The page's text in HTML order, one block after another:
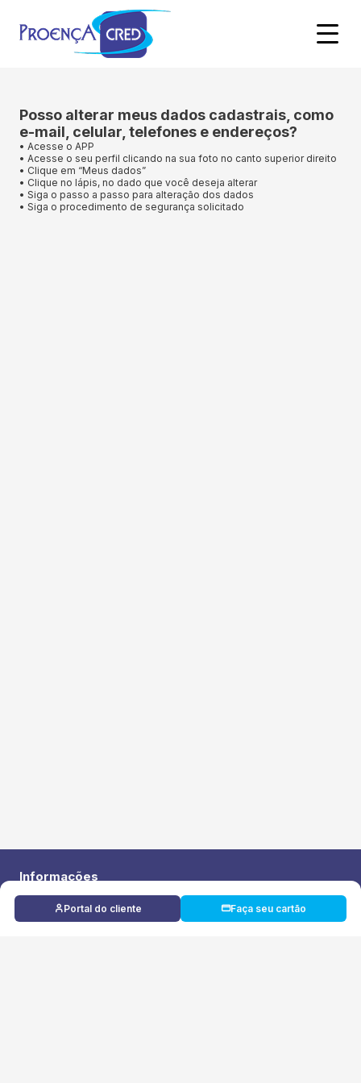
Portal do cliente Faça seu cartão
Posso alterar meus dados cadastrais, como
e-mail, celular, telefones e endereços?
• Acesse o APP
• Acesse o seu perfil clicando na sua foto no canto superior direito
• Clique em “Meus dados”
• Clique no lápis, no dado que você deseja alterar
• Siga o passo a passo para alteração dos dados
• Siga o procedimento de segurança solicitado
Informações
Lopes Supermercados Ltda
CNPJ: 53.963.443/0001-44
© Todos os direitos reservados